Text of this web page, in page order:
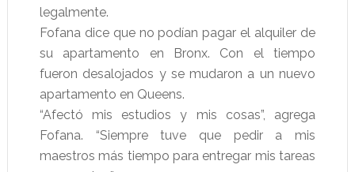
legalmente.
Fofana dice que no podían pagar el alquiler de
su apartamento en Bronx. Con el tiempo
fueron desalojados y se mudaron a un nuevo
apartamento en Queens.
“Afectó mis estudios y mis cosas”, agrega
Fofana. “Siempre tuve que pedir a mis
maestros más tiempo para entregar mis tareas